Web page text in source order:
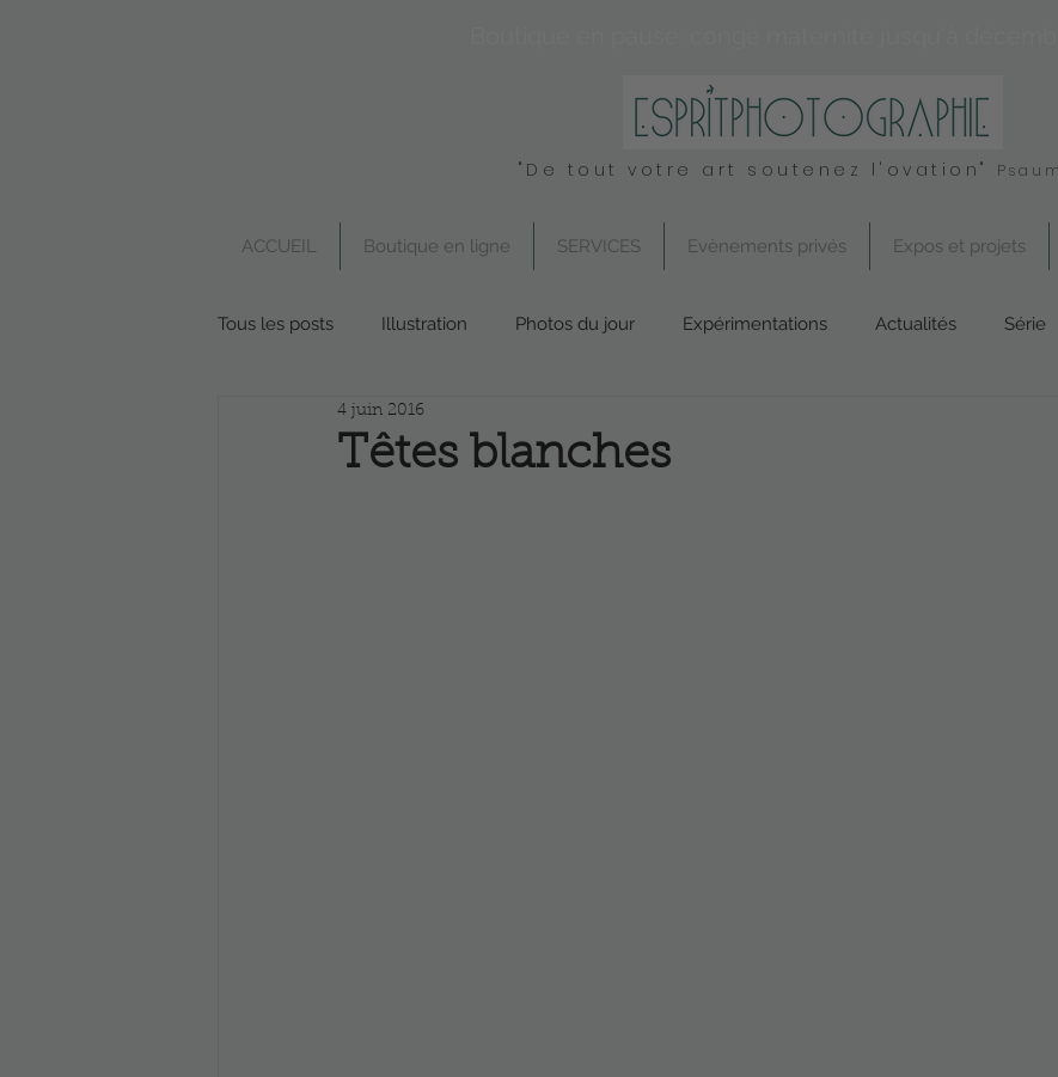
"De tout votre art soutenez l'ovation"
ACCUEIL Boutique en ligne SERVICES Evènements privés Expos et projets
Tous les posts Illustration Photos du jour Expérimentations Actualités Série
Boutique en ligne
Têtes blanches
4 juin 2016